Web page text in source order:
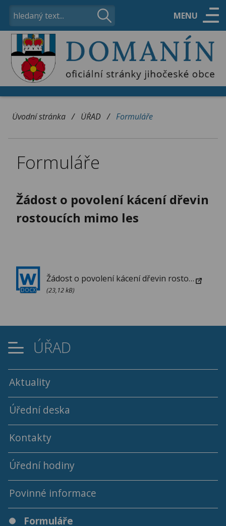
MENU
ÚŘAD
OBEC
Úvodní stránka / ÚŘAD / Formuláře
Formuláře
Žádost o povolení kácení dřevin
rostoucích mimo les
Žádost o povolení kácení dřevin rostoucích mimo les
(23,12 kB)
DOCX
ÚŘAD
Aktuality
Úřední deska
Kontakty
Úřední hodiny
Povinné informace
Formuláře